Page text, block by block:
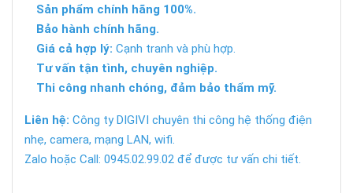
Sản phẩm chính hãng 100%.
Bảo hành chính hãng.
Giá cả hợp lý: Cạnh tranh và phù hợp.
Tư vấn tận tình, chuyên nghiệp.
Thi công nhanh chóng, đảm bảo thẩm mỹ.
Liên hệ: Công ty DIGIVI chuyên thi công hệ thống điện
nhẹ, camera, mạng LAN, wifi.
Zalo hoặc Call: 0945.02.99.02 để được tư vấn chi tiết.